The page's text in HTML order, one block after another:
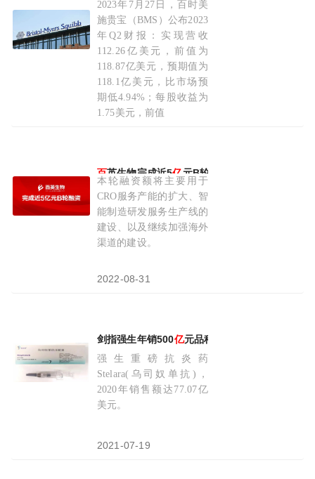
百时美施贵宝CAR-T疗法2023年H1营收32
2023年7月27日，百时美
施贵宝（BMS）公布2023
年Q2财报：实现营收
112.26亿美元，前值为
118.87亿美元，预期值为
118.1亿美元，比市场预
期低4.94%；每股收益为
1.75美元，前值
百英生物完成近5亿元B轮融资
本轮融资额将主要用于
CRO服务产能的扩大、智
能制造研发服务生产线的
建设、以及继续加强海外
渠道的建设。
2022-08-31
剑指强生年销500亿元品种！
强生重磅抗炎药
Stelara(乌司奴单抗)，
2020年销售额达77.07亿
美元。
2021-07-19